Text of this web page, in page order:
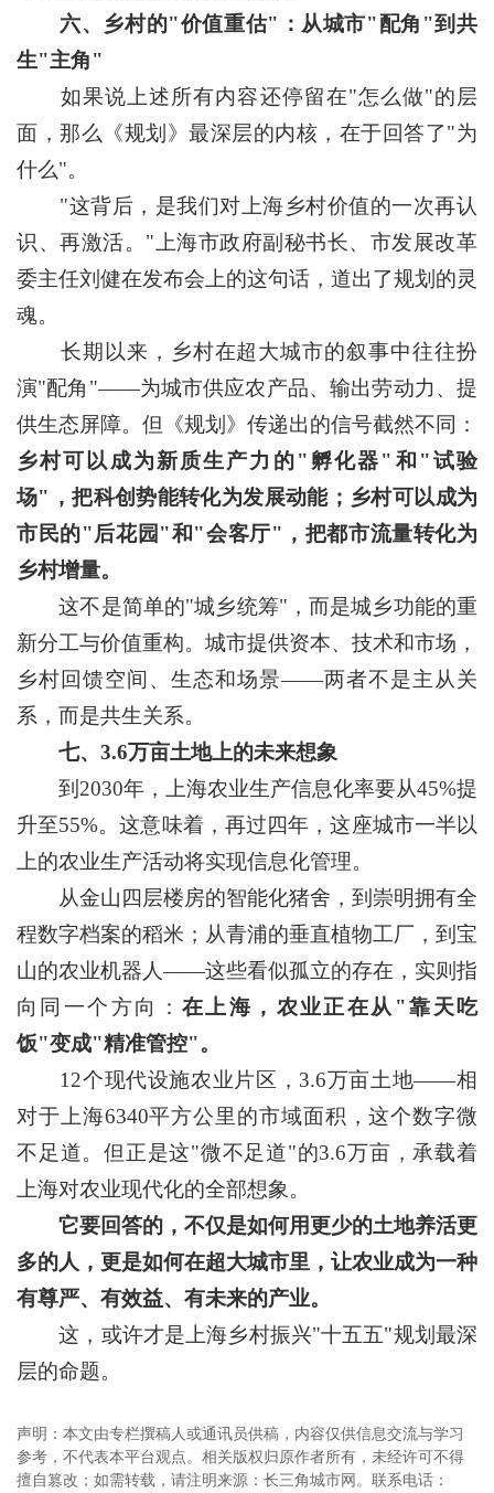
六、乡村的"价值重估"：从城市"配角"到共
生"主角"
如果说上述所有内容还停留在"怎么做"的层
面，那么《规划》最深层的内核，在于回答了"为
什么"。
"这背后，是我们对上海乡村价值的一次再认
识、再激活。"上海市政府副秘书长、市发展改革
委主任刘健在发布会上的这句话，道出了规划的灵
魂。
长期以来，乡村在超大城市的叙事中往往扮
演"配角"——为城市供应农产品、输出劳动力、提
供生态屏障。但《规划》传递出的信号截然不同：
乡村可以成为新质生产力的"孵化器"和"试验
场"，把科创势能转化为发展动能；乡村可以成为
市民的"后花园"和"会客厅"，把都市流量转化为
乡村增量。
这不是简单的"城乡统筹"，而是城乡功能的重
新分工与价值重构。城市提供资本、技术和市场，
乡村回馈空间、生态和场景——两者不是主从关
系，而是共生关系。
七、3.6万亩土地上的未来想象
到2030年，上海农业生产信息化率要从45%提
升至55%。这意味着，再过四年，这座城市一半以
上的农业生产活动将实现信息化管理。
从金山四层楼房的智能化猪舍，到崇明拥有全
程数字档案的稻米；从青浦的垂直植物工厂，到宝
山的农业机器人——这些看似孤立的存在，实则指
向同一个方向： 在上海，农业正在从"靠天吃
饭"变成"精准管控"。
12个现代设施农业片区，3.6万亩土地——相
对于上海6340平方公里的市域面积，这个数字微
不足道。但正是这"微不足道"的3.6万亩，承载着
上海对农业现代化的全部想象。
它要回答的，不仅是如何用更少的土地养活更
多的人，更是如何在超大城市里，让农业成为一种
有尊严、有效益、有未来的产业。
这，或许才是上海乡村振兴"十五五"规划最深
层的命题。
声明：本文由专栏撰稿人或通讯员供稿，内容仅供信息交流与学习
参考，不代表本平台观点。相关版权归原作者所有，未经许可不得
擅自篡改；如需转载，请注明来源：长三角城市网。联系电话：